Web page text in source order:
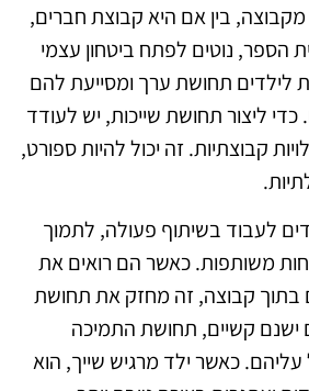
בין אם היא קבוצת חברים,
הספר, נוטים לפתח ביטחון עצמי
לילדים תחושת ערך ומסייעת להם
ליצור תחושת שייכות, יש לעודד
קבוצתיות. זה יכול להיות ספורט,
לעבוד בשיתוף פעולה, לתמוך
משותפות. כאשר הם רואים את
קבוצה, זה מחזק את תחושת
ישנם קשיים, תחושת התמיכה
כאשר ילד מרגיש שייך, הוא